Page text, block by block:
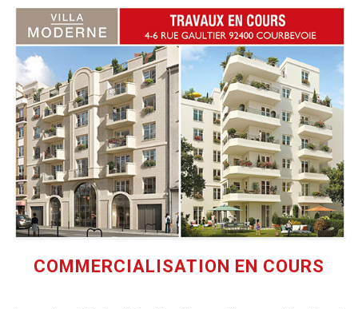
COMMERCIALISATION EN COURS